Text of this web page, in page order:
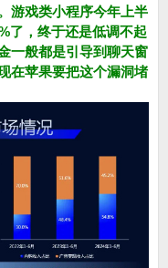
游戏类小程序今年上半
了，终于还是低调不起
一般都是引导到聊天窗
在苹果要把这个漏洞堵